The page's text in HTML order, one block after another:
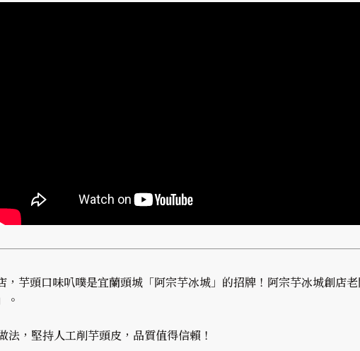
，芋頭口味叭噗是宜蘭頭城「阿宗芋冰城」的招牌！阿宗芋冰城創店
。
，堅持人工削芋頭皮，品質值得信賴！